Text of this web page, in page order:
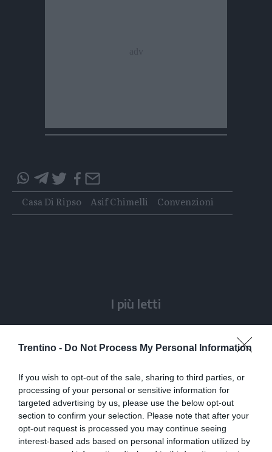
Trentino - Do Not Process My Personal Information
If you wish to opt-out of the sale, sharing to third parties, or
processing of your personal or sensitive information for
targeted advertising by us, please use the below opt-out
section to confirm your selection. Please note that after your
opt-out request is processed you may continue seeing
interest-based ads based on personal information utilized by
questo
articolo
su
questo
articolo
su
Tags
Casa Di Ripso Asif Chimelli Convenzioni
I più letti
un turista ci entra anche col sup
Solo venerdì un calo delle temperature
ma aumenteranno i temporali
Calceranica, bimbo e papà recuperati
nel lago a 8 metri di profondità